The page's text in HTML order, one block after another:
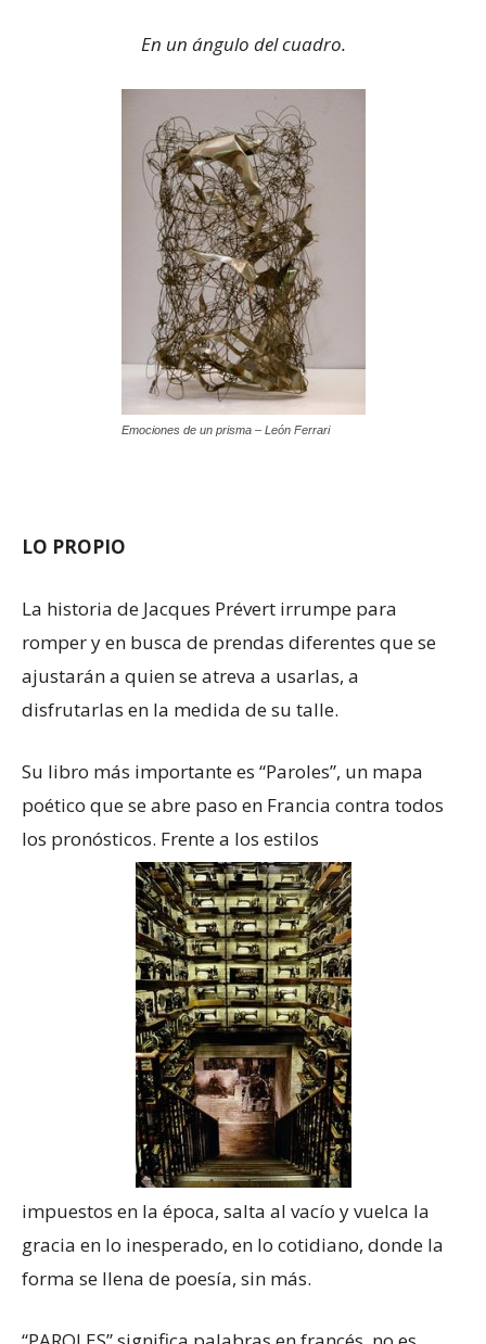
En un ángulo del cuadro.
Emociones de un prisma – León Ferrari
LO PROPIO
La historia de Jacques Prévert irrumpe para
romper y en busca de prendas diferentes que se
ajustarán a quien se atreva a usarlas, a
disfrutarlas en la medida de su talle.
Su libro más importante es “Paroles”, un mapa
poético que se abre paso en Francia contra todos
los pronósticos. Frente a los estilos
impuestos en la época, salta al vacío y vuelca la
gracia en lo inesperado, en lo cotidiano, donde la
forma se llena de poesía, sin más.